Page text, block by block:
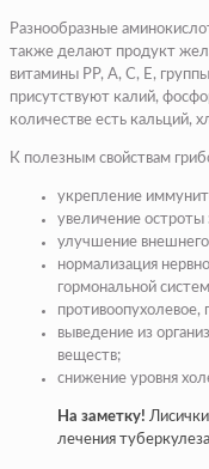
Разнообразные
также делают продукт
витамины PP, A, C, E,
присутствуют калий,
количестве есть кальций,
К полезным свойствам
укрепление
увеличение остроты
улучшение внешнего
нормализация
гормональной
противоопухолевое,
выведение из
веществ;
снижение уровня
На заметку!
лечения